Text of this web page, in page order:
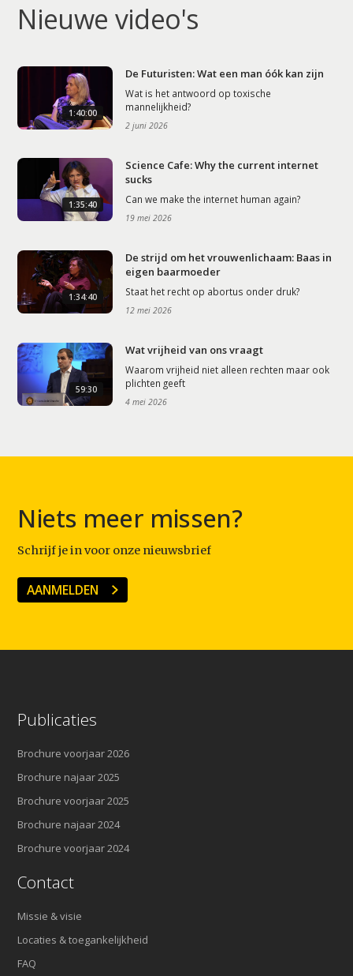
Nieuwe video's
1:40:00
De Futuristen: Wat een man óók kan zijn
Wat is het antwoord op toxische
mannelijkheid?
2 juni 2026
1:35:40
Science Cafe: Why the current internet
sucks
Can we make the internet human again?
19 mei 2026
1:34:40
De strijd om het vrouwenlichaam: Baas in
eigen baarmoeder
Staat het recht op abortus onder druk?
12 mei 2026
59:30
Wat vrijheid van ons vraagt
Waarom vrijheid niet alleen rechten maar ook
plichten geeft
4 mei 2026
Niets meer missen?
Schrijf je in voor onze nieuwsbrief
AANMELDEN
Publicaties
Brochure voorjaar 2026
Brochure najaar 2025
Brochure voorjaar 2025
Brochure najaar 2024
Brochure voorjaar 2024
Contact
Missie & visie
Locaties & toegankelijkheid
FAQ